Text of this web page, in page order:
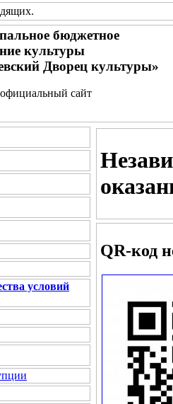
.
бюджетное
культуры
Дворец культуры»
сайт
условий
QR-код